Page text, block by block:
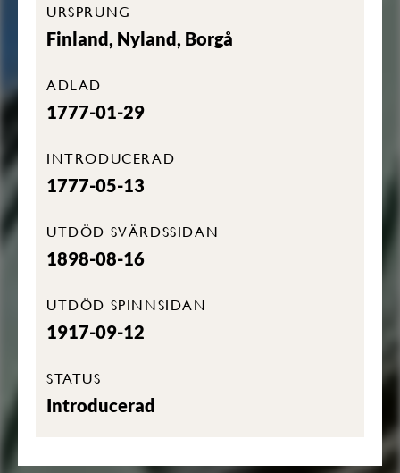
URSPRUNG
Finland, Nyland, Borgå
ADLAD
1777-01-29
INTRODUCERAD
1777-05-13
UTDÖD SVÄRDSSIDAN
1898-08-16
UTDÖD SPINNSIDAN
1917-09-12
STATUS
Introducerad